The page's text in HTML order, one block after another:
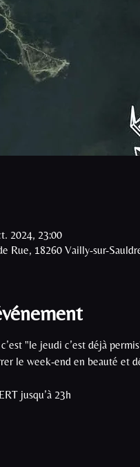
2024, 23:00
Rue, 18260 Vailly-sur-
"le jeudi c’est déjà
le week-end en beauté et
jusqu’à 23h